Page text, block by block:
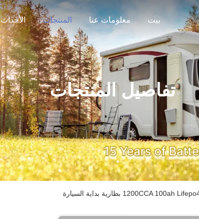
بيت معلومات عنا المنتجات الأحداث
تفاصيل المنتجات